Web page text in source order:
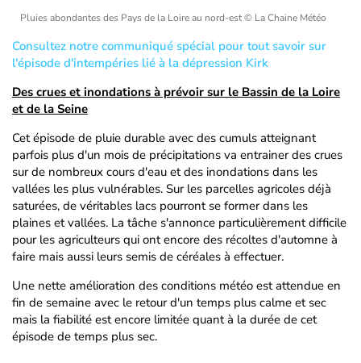
Pluies abondantes des Pays de la Loire au nord-est© La Chaine Météo
Consultez notre communiqué spécial pour tout savoir sur
l'épisode d'intempéries lié à la dépression Kirk
Des crues et inondations à prévoir sur le Bassin de la Loire
et de la Seine
Cet épisode de pluie durable avec des cumuls atteignant
parfois plus d'un mois de précipitations va entrainer des crues
sur de nombreux cours d'eau et des inondations dans les
vallées les plus vulnérables. Sur les parcelles agricoles déjà
saturées, de véritables lacs pourront se former dans les
plaines et vallées. La tâche s'annonce particulièrement difficile
pour les agriculteurs qui ont encore des récoltes d'automne à
faire mais aussi leurs semis de céréales à effectuer.
Une nette amélioration des conditions météo est attendue en
fin de semaine avec le retour d'un temps plus calme et sec
mais la fiabilité est encore limitée quant à la durée de cet
épisode de temps plus sec.